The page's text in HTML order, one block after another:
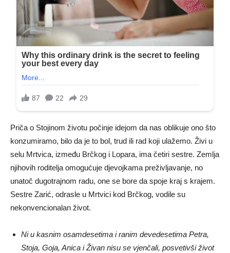
Priča o Stojinom životu počinje idejom da nas oblikuje ono što
konzumiramo, bilo da je to bol, trud ili rad koji ulažemo. Živi u
selu Mrtvica, između Brčkog i Lopara, ima četiri sestre. Zemlja
njihovih roditelja omogućuje djevojkama preživljavanje, no
unatoč dugotrajnom radu, one se bore da spoje kraj s krajem.
Sestre Zarić, odrasle u Mrtvici kod Brčkog, vodile su
nekonvencionalan život.
Ni u kasnim osamdesetima i ranim devedesetima Petra,
Stoja, Goja, Anica i Živan nisu se vjenčali, posvetivši život